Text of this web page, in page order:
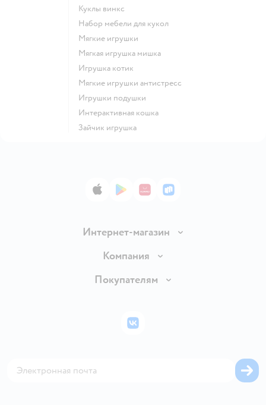
Куклы винкс
Набор мебели для кукол
Мягкие игрушки
Мягкая игрушка мишка
Игрушка котик
Мягкие игрушки антистресс
Игрушки подушки
Интерактивная кошка
Зайчик игрушка
App StoreGoogle Play
AppGallery
RuStore
Интернет-магазин
Доставка и оплата
Правила продажи
Политика использования файлов cookie
Компания
Вакансии
Покупателям
Бонусные карты
ВКонтакте